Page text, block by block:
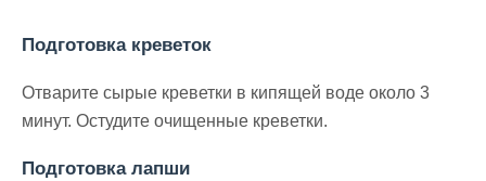
Подготовка креветок
Отварите сырые креветки в кипящей воде около 3
минут. Остудите очищенные креветки.
Подготовка лапши